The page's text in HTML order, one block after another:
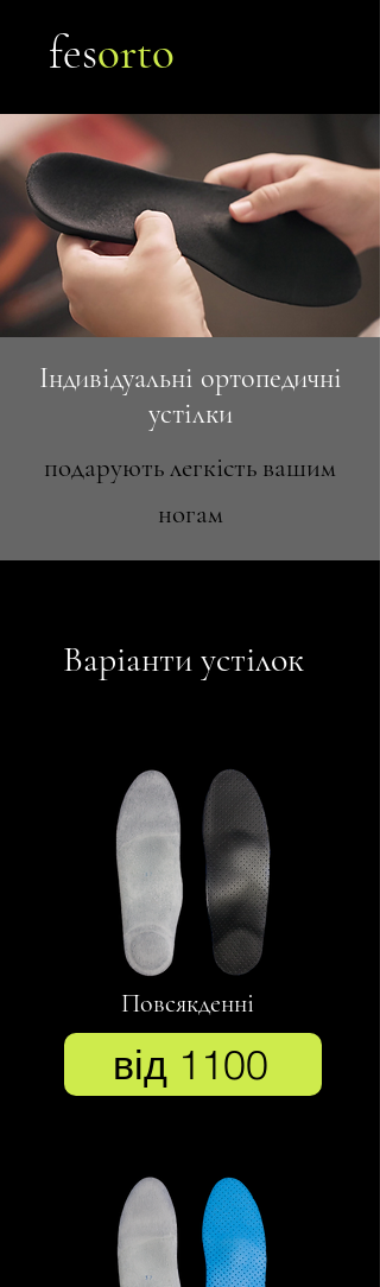
fesorto
Індивідуальні ортопедичні
устілки
подарують легкість вашим
ногам
Варіанти устілок
Повсякденні
від 1100